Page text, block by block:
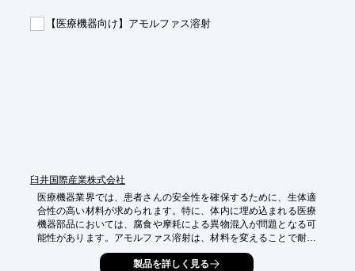
【導入の効果】
【医療機器向け】アモルファス溶射
臼井国際産業株式会社
医療機器業界では、患者さんの安全性を確保するために、生体適
合性の高い材料が求められます。特に、体内に埋め込まれる医療
機器部品においては、腐食や摩耗による異物混入が問題となる可
能性があります。アモルファス溶射は、材料を変えることで耐食
性、耐摩耗性を高めることができ、医療機器部品の耐久性向上に
貢献します。当社の技術は、生体適合性が求められる過酷な環境
製品を詳しく見る